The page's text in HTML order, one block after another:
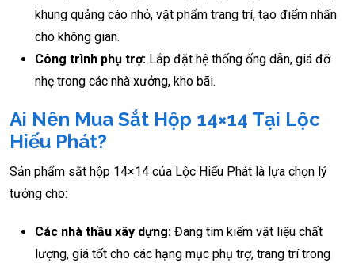
khung quảng cáo nhỏ, vật phẩm trang trí, tạo điểm nhấn
cho không gian.
Công trình phụ trợ: Lắp đặt hệ thống ống dẫn, giá đỡ
nhẹ trong các nhà xưởng, kho bãi.
Ai Nên Mua Sắt Hộp 14×14 Tại Lộc
Hiếu Phát?
Sản phẩm sắt hộp 14×14 của Lộc Hiếu Phát là lựa chọn lý
tưởng cho:
Các nhà thầu xây dựng: Đang tìm kiếm vật liệu chất
lượng, giá tốt cho các hạng mục phụ trợ, trang trí trong